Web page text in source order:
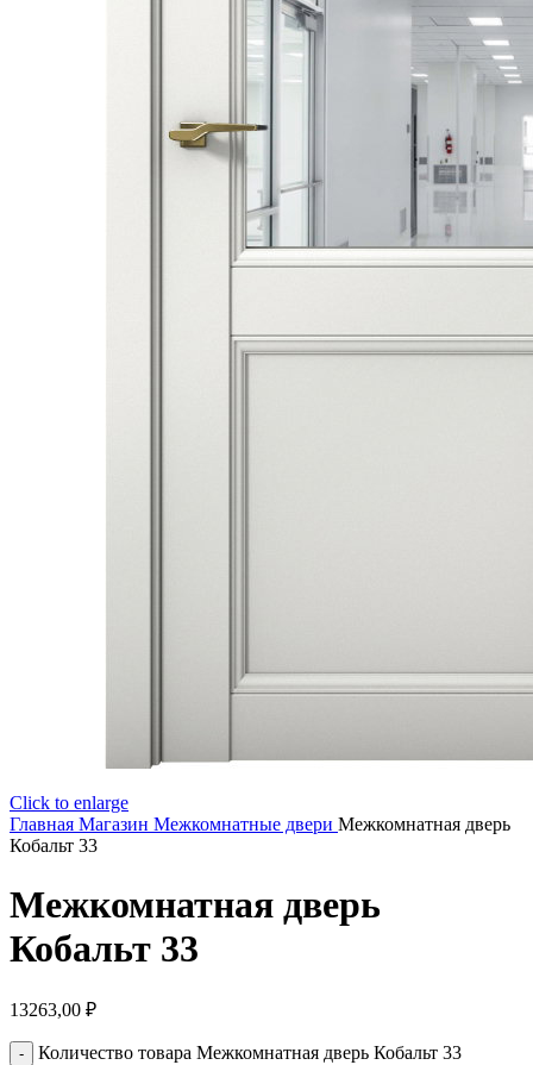
Click to enlarge
Главная Магазин Межкомнатные двери Межкомнатная дверь
Кобальт 33
Межкомнатная дверь
Кобальт 33
13263,00 ₽
Количество товара Межкомнатная дверь Кобальт 33